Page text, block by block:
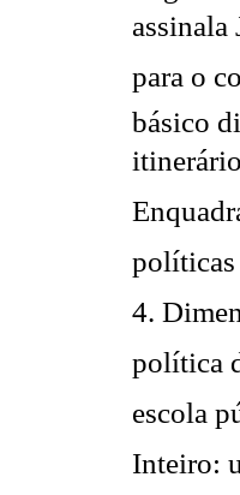
assinala
para o
básico
políticas
4.
política
escola
Inteiro: